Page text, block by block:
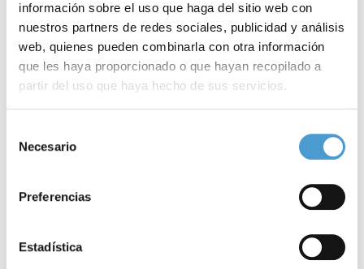
información sobre el uso que haga del sitio web con
nuestros partners de redes sociales, publicidad y análisis
web, quienes pueden combinarla con otra información
que les haya proporcionado o que hayan recopilado a
partir del uso que haya hecho de sus servicios.
de cookies
Necesario
Preferencias
Estadística
DE INTERÉS